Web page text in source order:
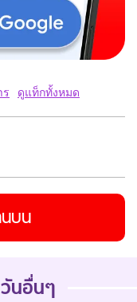
ดูแท็กทั้งหมด
บน
นอื่นๆ